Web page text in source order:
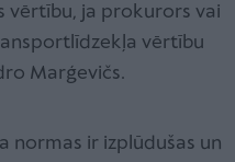
vērtību, ja prokurors vai
vērtību
Marģevičs.
normas ir izplūdušas un